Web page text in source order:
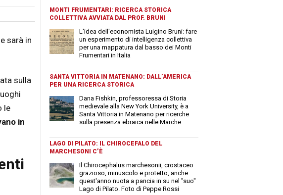
sarà in
sulla
le
in
MONTI FRUMENTARI: RICERCA STORICA
COLLETTIVA AVVIATA DAL PROF. BRUNI
L'idea dell'economista Luigino Bruni: fare
un esperimento di intelligenza collettiva
per una mappatura dal basso dei Monti
Frumentari in Italia
SANTA VITTORIA IN MATENANO: DALL’AMERICA
PER UNA RICERCA STORICA
Dana Fishkin, professoressa di Storia
medievale alla New York University, è a
Santa Vittoria in Matenano per ricerche
sulla presenza ebraica nelle Marche
LAGO DI PILATO: IL CHIROCEFALO DEL
MARCHESONI C’È
Il Chirocephalus marchesonii, crostaceo
grazioso, minuscolo e protetto, anche
quest'anno nuota a pancia in su nel "suo"
Lago di Pilato. Foto di Peppe Rossi